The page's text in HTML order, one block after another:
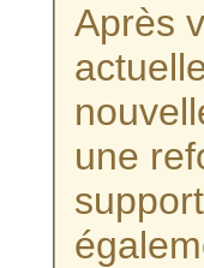
Après
une